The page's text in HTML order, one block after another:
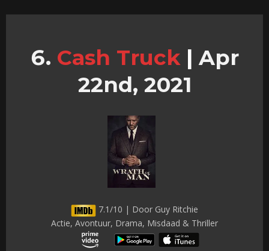
Cash Truck | Apr
22nd, 2021
7.1/10 | Door Guy Ritchie
Actie, Avontuur, Drama, Misdaad & Thriller